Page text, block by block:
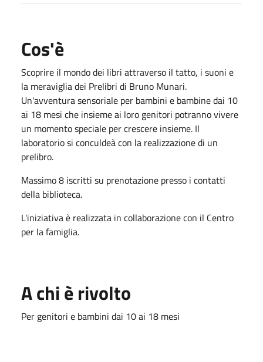
Cos'è
Scoprire il mondo dei libri attraverso il tatto, i suoni e
la meraviglia dei Prelibri di Bruno Munari.
Un'avventura sensoriale per bambini e bambine dai 10
ai 18 mesi che insieme ai loro genitori potranno vivere
un momento speciale per crescere insieme. Il
laboratorio si conculdeà con la realizzazione di un
prelibro.
Massimo 8 iscritti su prenotazione presso i contatti
della biblioteca.
L'iniziativa è realizzata in collaborazione con il Centro
per la famiglia.
A chi è rivolto
Per genitori e bambini dai 10 ai 18 mesi